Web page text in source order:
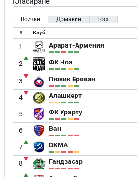
Всички Домакин Гост
# Клуб
1 Арарат-Армения
2
▲ ФК Ноа
3
▼ Пюник Ереван
4
▼ Алашкерт
5 ФК Урарту
6 Ван
7
▲ BKMA
8
▼ Гандзасар
▲